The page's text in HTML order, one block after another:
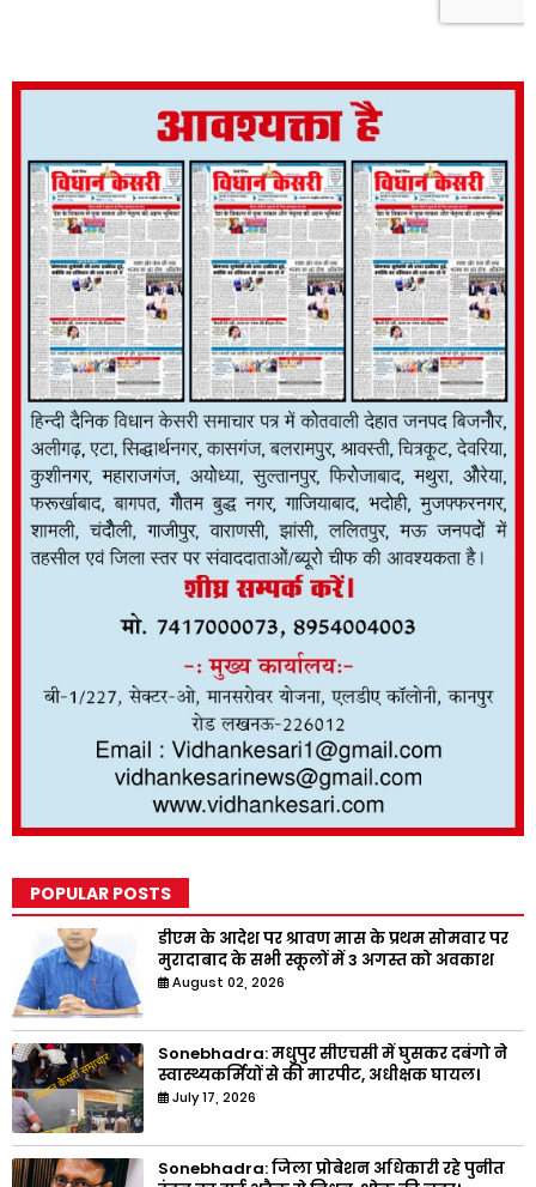
POPULAR POSTS
डीएम के आदेश पर श्रावण मास के प्रथम सोमवार पर
मुरादाबाद के सभी स्कूलों में 3 अगस्त को अवकाश
August 02, 2026
Sonebhadra: मधुपुर सीएचसी में घुसकर दबंगो ने
स्वास्थ्यकर्मियों से की मारपीट, अधीक्षक घायल।
July 17, 2026
Sonebhadra: जिला प्रोबेशन अधिकारी रहे पुनीत